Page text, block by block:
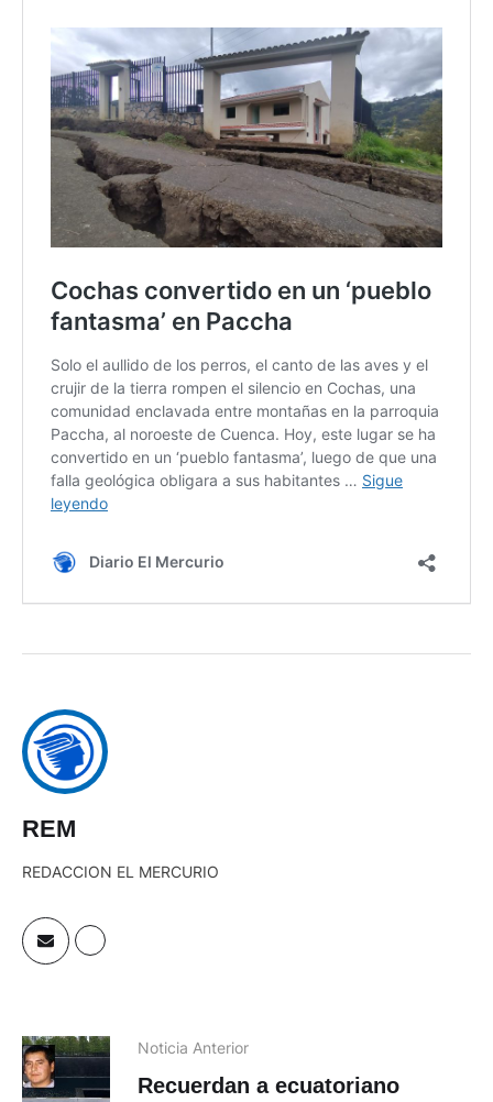
REM
REDACCION EL MERCURIO
Noticia Anterior
Recuerdan a ecuatoriano